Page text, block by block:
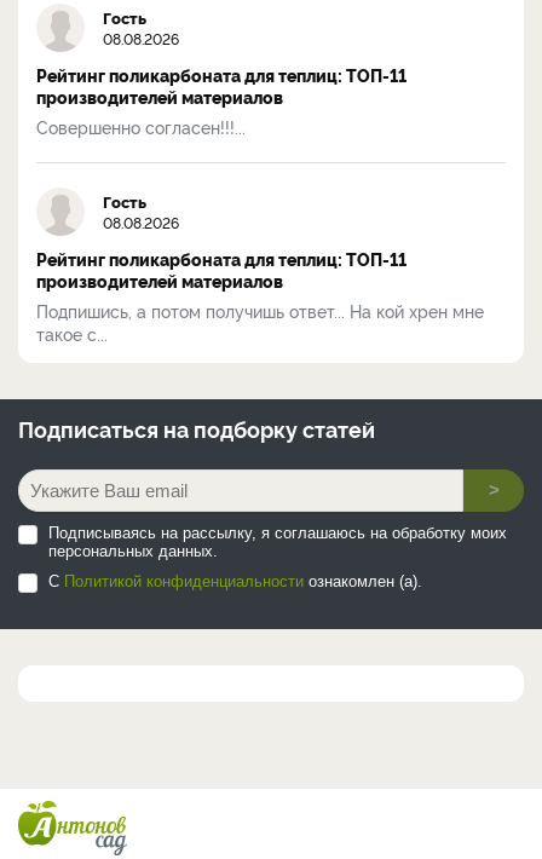
Гость
08.08.2026
Рейтинг поликарбоната для теплиц: ТОП-11
производителей материалов
Совершенно согласен!!!...
Гость
08.08.2026
Рейтинг поликарбоната для теплиц: ТОП-11
производителей материалов
Подпишись, а потом получишь ответ... На кой хрен мне
такое с...
Подписаться на подборку статей
>
Подписываясь на рассылку, я соглашаюсь на обработку моих
персональных данных.
С Политикой конфиденциальности ознакомлен (а).